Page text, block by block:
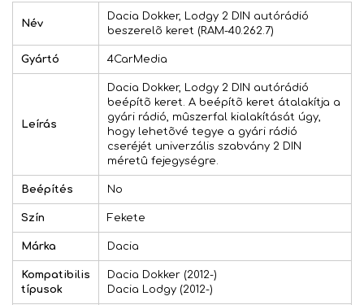
Név
Dacia Dokker, Lodgy 2 DIN autórádió
beszerelõ keret (RAM-40.262.7)
Gyártó 4CarMedia
Leírás
Dacia Dokker, Lodgy 2 DIN autórádió
beépítõ keret. A beépítõ keret átalakítja a
gyári rádió, mûszerfal kialakítását úgy,
hogy lehetõvé tegye a gyári rádió
cseréjét univerzális szabvány 2 DIN
méretû fejegységre.
Beépítés No
Szín Fekete
Márka Dacia
Kompatibilis
típusok
Dacia Dokker (2012-)
Dacia Lodgy (2012-)